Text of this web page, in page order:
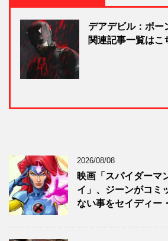
デアデビル：ボー
関連記事一覧はこ
2026/08/08
映画「スパイダーマ
イ」、ジーンがコミ
ない事をセイディー